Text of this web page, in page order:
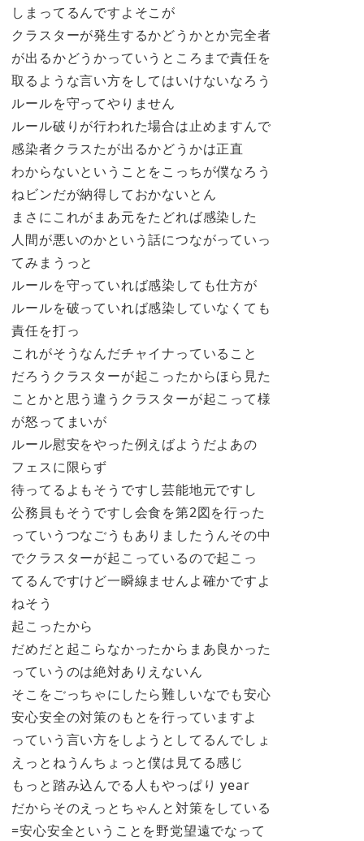
しまってるんですよそこが
クラスターが発生するかどうかとか完全者
が出るかどうかっていうところまで責任を
取るような言い方をしてはいけないなろう
ルールを守ってやりません
ルール破りが行われた場合は止めますんで
感染者クラスたが出るかどうかは正直
わからないということをこっちが僕なろう
ねビンだが納得しておかないとん
まさにこれがまあ元をたどれば感染した
人間が悪いのかという話につながっていっ
てみまうっと
ルールを守っていれば感染しても仕方が
ルールを破っていれば感染していなくても
責任を打っ
これがそうなんだチャイナっていること
だろうクラスターが起こったからほら見た
ことかと思う違うクラスターが起こって様
が怒ってまいが
ルール慰安をやった例えばようだよあの
フェスに限らず
待ってるよもそうですし芸能地元ですし
公務員もそうですし会食を第2図を行った
っていうつなごうもありましたうんその中
でクラスターが起こっているので起こっ
てるんですけど一瞬線ませんよ確かですよ
ねそう
起こったから
だめだと起こらなかったからまあ良かった
っていうのは絶対ありえないん
そこをごっちゃにしたら難しいなでも安心
安心安全の対策のもとを行っていますよ
っていう言い方をしようとしてるんでしょ
えっとねうんちょっと僕は見てる感じ
もっと踏み込んでる人もやっぱり year
だからそのえっとちゃんと対策をしている
=安心安全ということを野党望遠でなって